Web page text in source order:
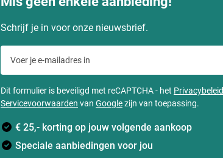
Schrijf je in voor onze nieuwsbrief.
Dit formulier is beveiligd met reCAPTCHA - het Privacybeleid
Servicevoorwaarden van Googlezijn van toepassing.
€ 25,- korting op jouw volgende aankoop
Speciale aanbiedingen voor jou